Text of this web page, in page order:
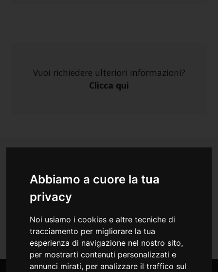
Abbiamo a cuore la tua
privacy
Noi usiamo i cookies e altre tecniche di
tracciamento per migliorare la tua
esperienza di navigazione nel nostro sito,
per mostrarti contenuti personalizzati e
annunci mirati, per analizzare il traffico sul
Vuoi richiedere ulteriori informazioni?
Clicca qui
per Medici
Indice Eventi Residenziali del 2026